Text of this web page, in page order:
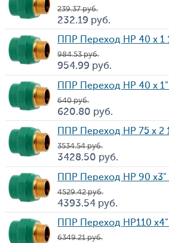
Цена
239.37 руб.
232.19 руб.
ППР Переход HP 40 х 1
Цена
984.53 руб.
954.99 руб.
ППР Переход HP 40 х
Цена
640 руб.
620.80 руб.
ППР Переход HP 75 х 2
Цена
3 534.54 руб.
3 428.50 руб.
ППР Переход HP 90 х3"
Цена
4 529.42 руб.
4 393.54 руб.
ППР Переход HP110
6 349.21 руб.